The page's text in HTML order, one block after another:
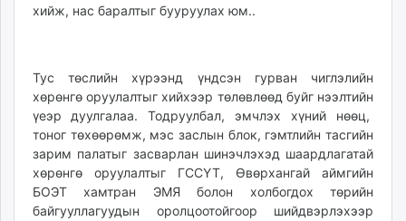
хийж, нас баралтыг бууруулах юм..
Тус төслийн хүрээнд үндсэн гурван чиглэлийн
хөрөнгө оруулалтыг хийхээр төлөвлөөд буйг нээлтийн
үеэр дуулгалаа. Тодруулбал, эмчлэх хүний нөөц,
тоног төхөөрөмж, мэс заслын блок, гэмтлийн тасгийн
зарим палатыг засварлан шинэчлэхэд шаардлагатай
хөрөнгө оруулалтыг ГССҮТ, Өвөрхангай аймгийн
БОЭТ хамтран ЭМЯ болон холбогдох төрийн
байгууллагуудын оролцоотойгоор шийдвэрлэхээр